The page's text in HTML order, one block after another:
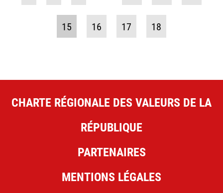
15 16 17 18
CHARTE RÉGIONALE DES VALEURS DE LA
RÉPUBLIQUE
PARTENAIRES
MENTIONS LÉGALES